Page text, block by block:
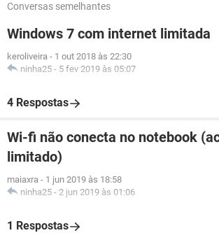
Conversas semelhantes
Windows 7 com internet limitada
keroliveira - 1 out 2018 às 22:30
ninha25 - 5 fev 2019 às 05:07
4 Respostas
Wi-fi não conecta no notebook
limitado)
maiaxra - 1 jun 2019 às 18:58
ninha25 - 2 jun 2019 às 01:06
1 Respostas